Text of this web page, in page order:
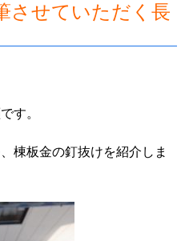
させていただく長
す。
棟板金の釘抜けを紹介しま